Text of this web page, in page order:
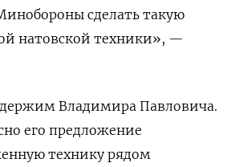
сделать такую
натовской техники», —
Владимира Павловича.
его предложение
технику рядом